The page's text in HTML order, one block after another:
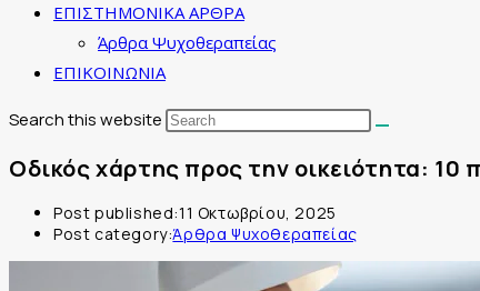
ΕΠΙΣΤΗΜΟΝΙΚΑ ΑΡΘΡΑ
Άρθρα Ψυχοθεραπείας
ΕΠΙΚΟΙΝΩΝΙΑ
Search this website
Οδικός χάρτης προς την οικειότητα: 10
Post published:11 Οκτωβρίου, 2025
Post category:Άρθρα Ψυχοθεραπείας